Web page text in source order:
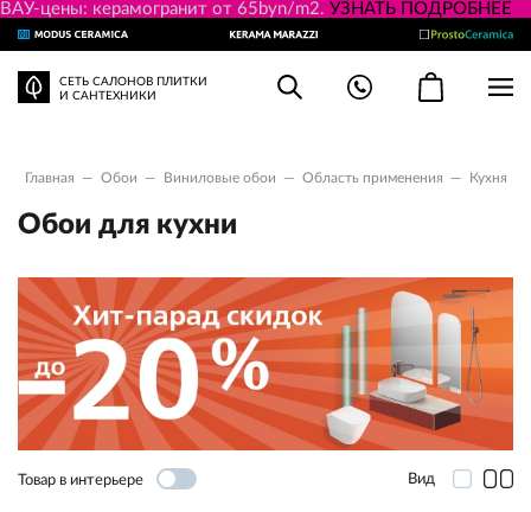
ВАУ-цены: керамогранит от 65byn/m2. УЗНАТЬ ПОДРОБНЕЕ
СЕТЬ САЛОНОВ ПЛИТКИ
И САНТЕХНИКИ
Главная — Обои — Виниловыe обои — Область применения — Кухня
Обои для кухни
Товар в интерьере Вид